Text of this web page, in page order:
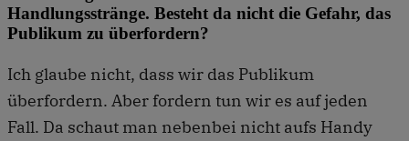
Handlungsstränge. Besteht da nicht die Gefahr, das
Publikum zu überfordern?
Ich glaube nicht, dass wir das Publikum
überfordern. Aber fordern tun wir es auf jeden
Fall. Da schaut man nebenbei nicht aufs Handy